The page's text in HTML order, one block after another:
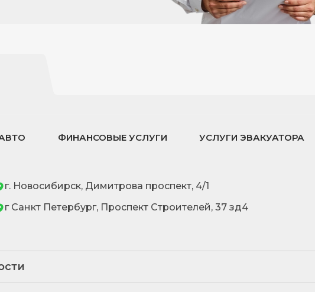
ФИНАНСОВЫЕ УСЛУГИ УСЛУГИ ЭВАКУАТОРА
г. Новосибирск, Димитрова проспект, 4/1
г Санкт Петербург, Проспект Строителей, 37 зд4